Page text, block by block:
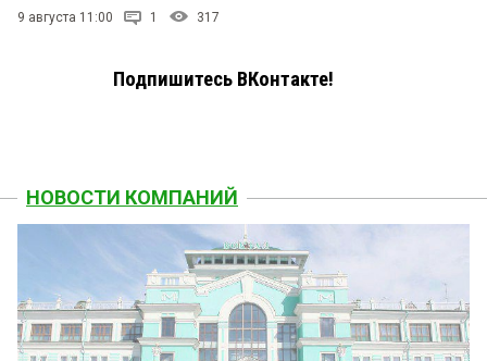
9 августа 11:00 1 317
Подпишитесь ВКонтакте!
НОВОСТИ КОМПАНИЙ